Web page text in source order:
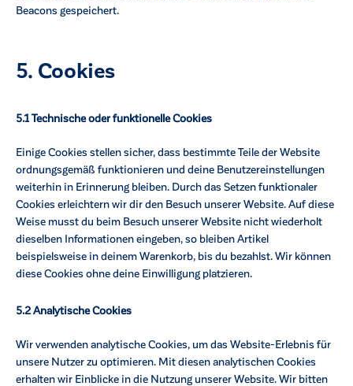
Beacons gespeichert.
5. Cookies
5.1 Technische oder funktionelle Cookies
Einige Cookies stellen sicher, dass bestimmte Teile der Website
ordnungsgemäß funktionieren und deine Benutzereinstellungen
weiterhin in Erinnerung bleiben. Durch das Setzen funktionaler
Cookies erleichtern wir dir den Besuch unserer Website. Auf diese
Weise musst du beim Besuch unserer Website nicht wiederholt
dieselben Informationen eingeben, so bleiben Artikel
beispielsweise in deinem Warenkorb, bis du bezahlst. Wir können
diese Cookies ohne deine Einwilligung platzieren.
5.2 Analytische Cookies
Wir verwenden analytische Cookies, um das Website-Erlebnis für
unsere Nutzer zu optimieren. Mit diesen analytischen Cookies
erhalten wir Einblicke in die Nutzung unserer Website. Wir bitten